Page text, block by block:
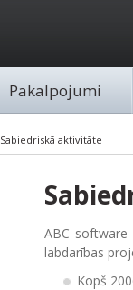
Pakalpojumi
Sabiedriskā aktivitāte
ABC software
labdarības
Kopš